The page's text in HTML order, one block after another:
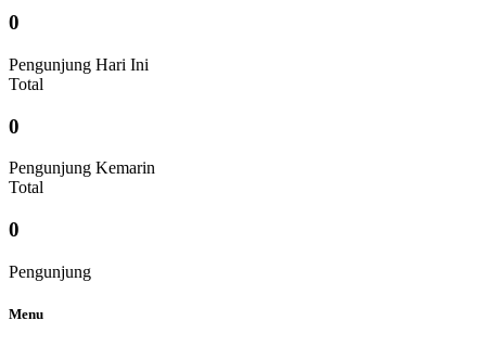
0
Pengunjung Hari Ini
Total
0
Pengunjung Kemarin
Total
0
Pengunjung
Menu